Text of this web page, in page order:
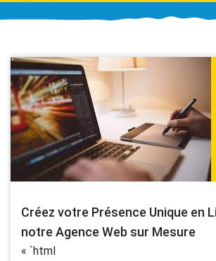
Créez votre Présence Unique en
notre Agence Web sur Mesure
« `html